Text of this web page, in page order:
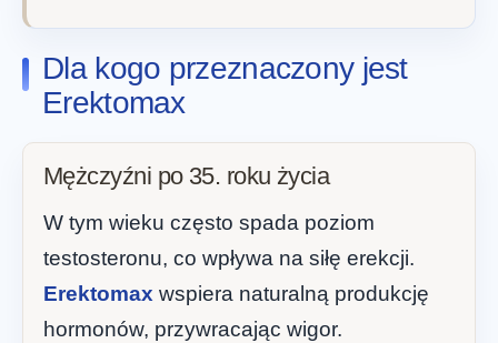
Dla kogo przeznaczony jest
Erektomax
Mężczyźni po 35. roku życia
W tym wieku często spada poziom
testosteronu, co wpływa na siłę erekcji.
Erektomax wspiera naturalną produkcję
hormonów, przywracając wigor.